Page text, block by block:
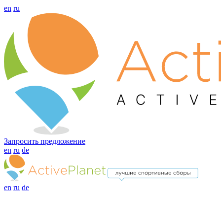
en ru
Запросить предложение
en ru de
en ru de